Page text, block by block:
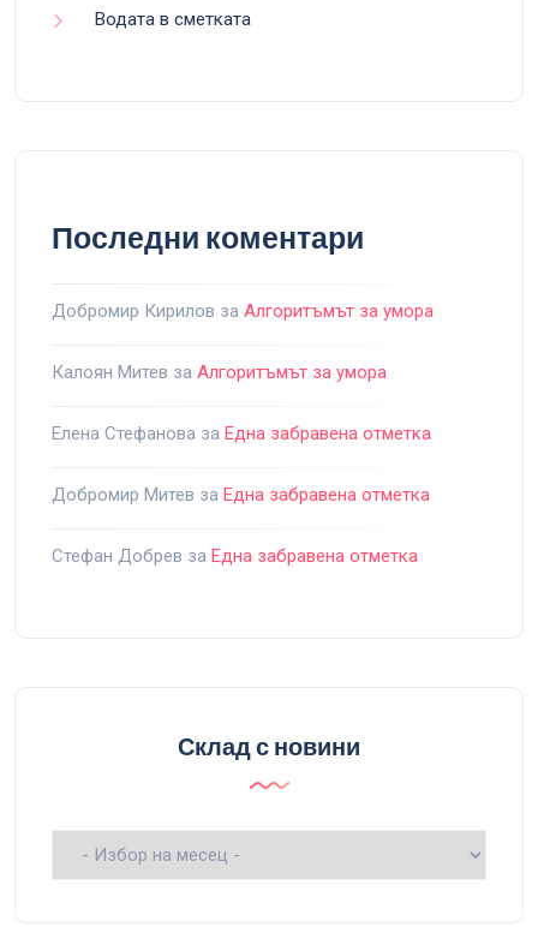
Водата в сметката
Последни коментари
Добромир Кирилов за Алгоритъмът за умора
Калоян Митев за Алгоритъмът за умора
Елена Стефанова за Една забравена отметка
Добромир Митев за Една забравена отметка
Стефан Добрев за Една забравена отметка
Склад с новини
Склад